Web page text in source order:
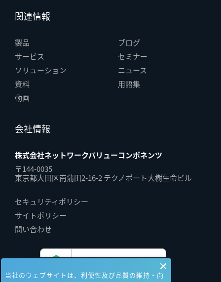
関連情報
製品
サービス
ソリューション
資料
動画
ブログ
セミナー
ニュース
用語集
会社情報
株式会社ネットワークバリューコンポネンツ
〒144-0035
東京都大田区南蒲田2-16-2 テクノポート大樹生命ビル
セキュリティポリシー
サイトポリシー
問い合わせ
当社のウェブサイトは、利便性及び品質の維持・向